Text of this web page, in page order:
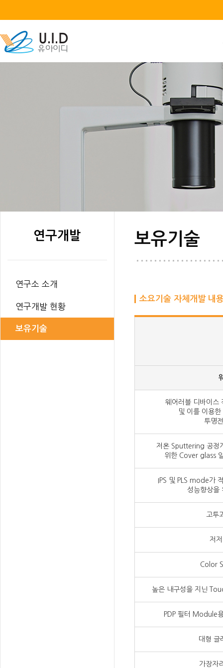
연구개발
연구소 소개
연구개발 현황
보유기술
보유기술
소요기술 자체개발 내
웨어러블 디바이스
및 이를 이용
투명
저온 Sputtering 공정
위한 Cover glass
IPS 및 PLS mode가
성능향상을
고투
저
Color
높은 내구성을 지닌
PDP 필터 Module
대형 글
가장자